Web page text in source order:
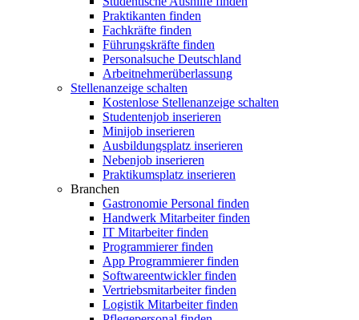
Praktikanten finden
Fachkräfte finden
Führungskräfte finden
Personalsuche Deutschland
Arbeitnehmerüberlassung
Stellenanzeige schalten
Kostenlose Stellenanzeige schalten
Studentenjob inserieren
Minijob inserieren
Ausbildungsplatz inserieren
Nebenjob inserieren
Praktikumsplatz inserieren
Branchen
Gastronomie Personal finden
Handwerk Mitarbeiter finden
IT Mitarbeiter finden
Programmierer finden
App Programmierer finden
Softwareentwickler finden
Vertriebsmitarbeiter finden
Logistik Mitarbeiter finden